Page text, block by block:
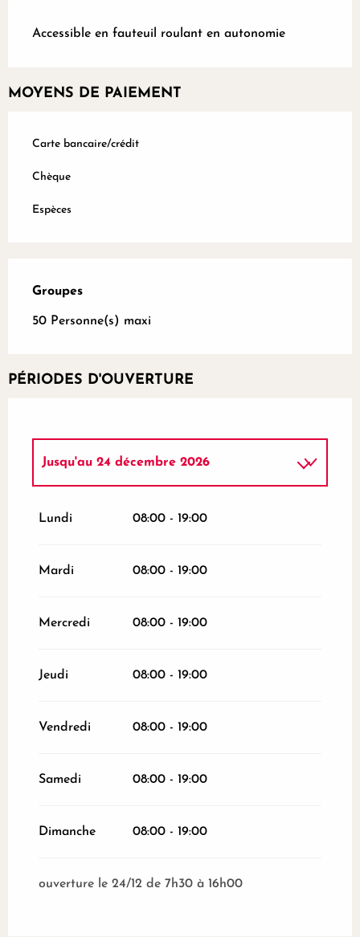
Accessible en fauteuil roulant en autonomie
MOYENS DE PAIEMENT
Carte bancaire/crédit
Chèque
Espèces
Groupes
Groupes
50 Personne(s) maxi
PÉRIODES D'OUVERTURE
Jusqu'au 24 décembre 2026
2026
Lundi 08:00 - 19:00
Mardi 08:00 - 19:00
Mercredi 08:00 - 19:00
Jeudi 08:00 - 19:00
Vendredi 08:00 - 19:00
Samedi 08:00 - 19:00
Dimanche 08:00 - 19:00
ouverture le 24/12 de 7h30 à 16h00